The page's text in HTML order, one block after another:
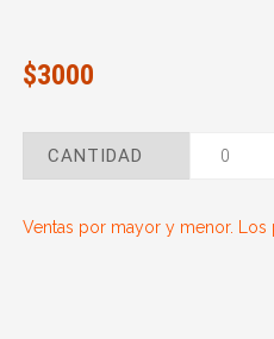
$3000
CANTIDAD
Ventas por mayor y menor.